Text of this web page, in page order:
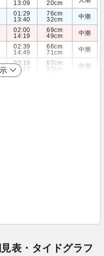
13:09
20cm
01:29
13:40
76cm
32cm
中潮
02:00
14:19
69cm
49cm
中潮
02:39
14:49
66cm
71cm
中潮
03:19
15:19
67cm
93cm
中潮
表・タイドグラフ